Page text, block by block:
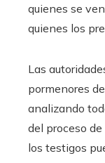
quienes se
quienes los
Las
pormenores
analizando
del proceso
los testigos